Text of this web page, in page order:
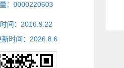
： 0000220603
间： 2016 9 22
时间： 2026 8 6